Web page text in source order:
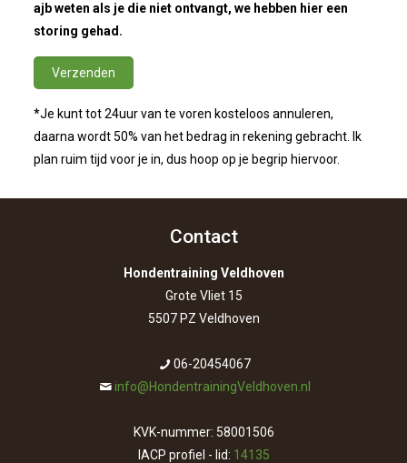
ajb weten als je die niet ontvangt, we hebben hier een
storing gehad.
*Je kunt tot 24uur van te voren kosteloos annuleren,
daarna wordt 50% van het bedrag in rekening gebracht. Ik
plan ruim tijd voor je in, dus hoop op je begrip hiervoor.
Contact
Hondentraining Veldhoven
Grote Vliet 15
5507 PZ Veldhoven
06-20454067
info@HondentrainingVeldhoven.nl
KVK-nummer: 58001506
IACP profiel - lid: 14135